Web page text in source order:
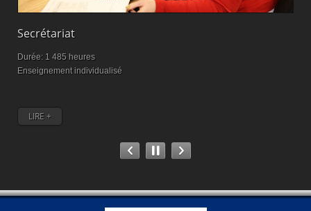
Secrétariat
Durée: 1 485 heures
Enseignement individualisé
LIRE +